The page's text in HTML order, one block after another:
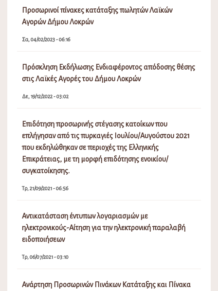
Προσωρινοί πίνακες κατάταξης πωλητών Λαϊκών
Αγορών Δήμου Λοκρών
Σα, 04/02/2023 - 06:16
Πρόσκληση Εκδήλωσης Ενδιαφέροντος απόδοσης θέσης
στις Λαϊκές Αγορές του Δήμου Λοκρών
Δε, 19/12/2022 - 03:02
Επιδότηση προσωρινής στέγασης κατοίκων που
επλήγησαν από τις πυρκαγιές Ιουλίου/Αυγούστου 2021
που εκδηλώθηκαν σε περιοχές της Ελληνικής
Επικράτειας, με τη μορφή επιδότησης ενοικίου/
συγκατοίκησης.
Τρ, 21/09/2021 - 06:56
Αντικατάσταση έντυπων λογαριασμών με
ηλεκτρονικούς-Αίτηση για την ηλεκτρονική παραλαβή
ειδοποιήσεων
Τρ, 06/07/2021 - 03:10
Ανάρτηση Προσωρινών Πινάκων Κατάταξης και Πίνακα